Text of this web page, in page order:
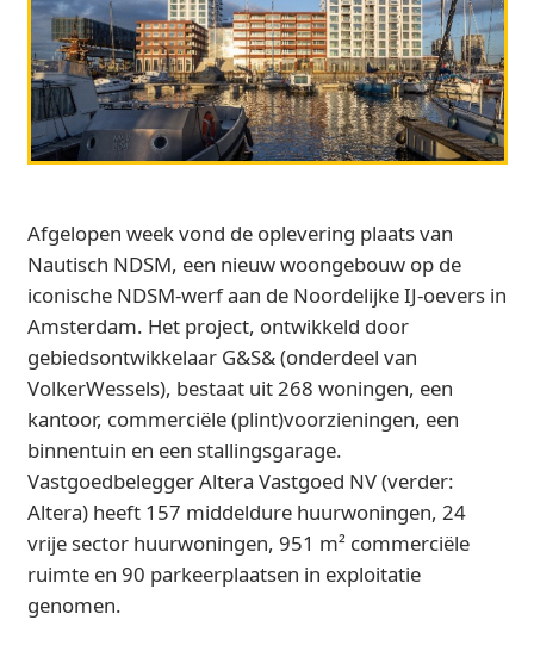
Afgelopen week vond de oplevering plaats van
Nautisch NDSM, een nieuw woongebouw op de
iconische NDSM-werf aan de Noordelijke IJ-oevers in
Amsterdam. Het project, ontwikkeld door
gebiedsontwikkelaar G&S& (onderdeel van
VolkerWessels), bestaat uit 268 woningen, een
kantoor, commerciële (plint)voorzieningen, een
binnentuin en een stallingsgarage.
Vastgoedbelegger Altera Vastgoed NV (verder:
Altera) heeft 157 middeldure huurwoningen, 24
vrije sector huurwoningen, 951 m² commerciële
ruimte en 90 parkeerplaatsen in exploitatie
genomen.